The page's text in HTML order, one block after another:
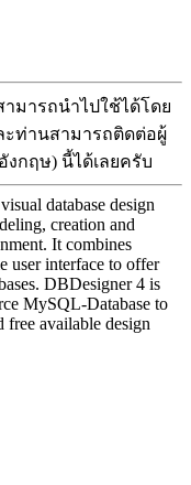
มารถนำไปใช้ได้โดย
ะท่านสามารถติดต่อผู้
งกฤษ) นี้ได้เลยครับ
database design
creation and
It combines
user interface to offer
DBDesigner 4 is
MySQL-Database to
available design